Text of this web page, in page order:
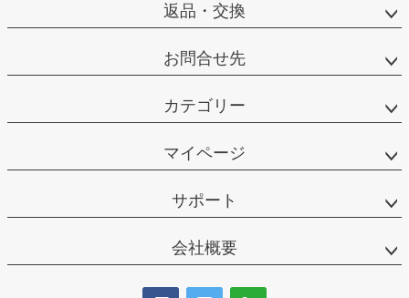
返品・交換
お問合せ先
カテゴリー
マイページ
サポート
会社概要